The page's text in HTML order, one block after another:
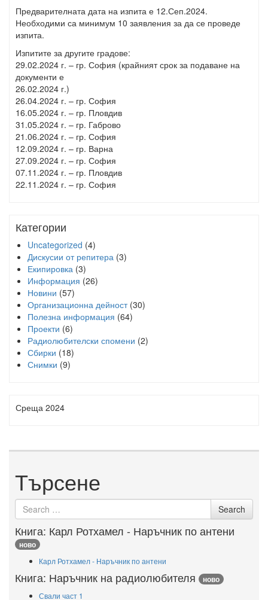
Предварителната дата на изпита е 12.Сеп.2024.
Необходими са минимум 10 заявления за да се проведе
изпита.
Изпитите за другите градове:
29.02.2024 г. – гр. София (крайният срок за подаване на
документи е
26.02.2024 г.)
26.04.2024 г. – гр. София
16.05.2024 г. – гр. Пловдив
31.05.2024 г. – гр. Габрово
21.06.2024 г. – гр. София
12.09.2024 г. – гр. Варна
27.09.2024 г. – гр. София
07.11.2024 г. – гр. Пловдив
22.11.2024 г. – гр. София
Категории
Uncategorized (4)
Дискусии от репитера (3)
Екипировка (3)
Информация (26)
Новини (57)
Организационна дейност(30)
Полезна информация (64)
Проекти (6)
Радиолюбителски спомени (2)
Сбирки (18)
Снимки (9)
Среща 2024
Търсене
Search
for
Search
Книга: Карл Ротхамел - Наръчник по антени
ново
Карл Ротхамел - Наръчник по антени
Книга: Наръчник на радиолюбителя ново
Свали част 1